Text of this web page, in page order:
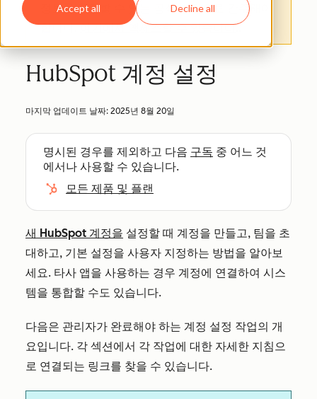
Accept all Decline all
정보를 확인할 수 있는 공식 버전으로 간주해야
합니다.여기에서 액세스할 수 있습니다..
HubSpot 계정 설정
마지막 업데이트 날짜: 2025년 8월 20일
명시된 경우를 제외하고 다음 구독 중 어느 것
에서나 사용할 수 있습니다.
모든 제품 및 플랜
새 HubSpot 계정을 설정할 때 계정을 만들고, 팀을 초
대하고, 기본 설정을 사용자 지정하는 방법을 알아보
세요. 타사 앱을 사용하는 경우 계정에 연결하여 시스
템을 통합할 수도 있습니다.
다음은 관리자가 완료해야 하는 계정 설정 작업의 개
요입니다. 각 섹션에서 각 작업에 대한 자세한 지침으
로 연결되는 링크를 찾을 수 있습니다.